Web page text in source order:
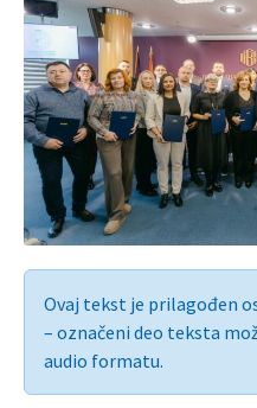
Ovaj tekst je prilagođen
– označeni deo teksta
audio formatu.